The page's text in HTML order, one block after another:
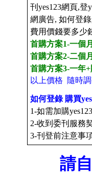
刊yes123網頁,登
網廣告, 如何登
費用價錢要多少
首購方案1-一個
首購方案2-二個
首購方案3-一年
以上價格 隨時
如何登錄 購買
1-如需加購
2-收到委刊服務
3-刊登前注意事
請